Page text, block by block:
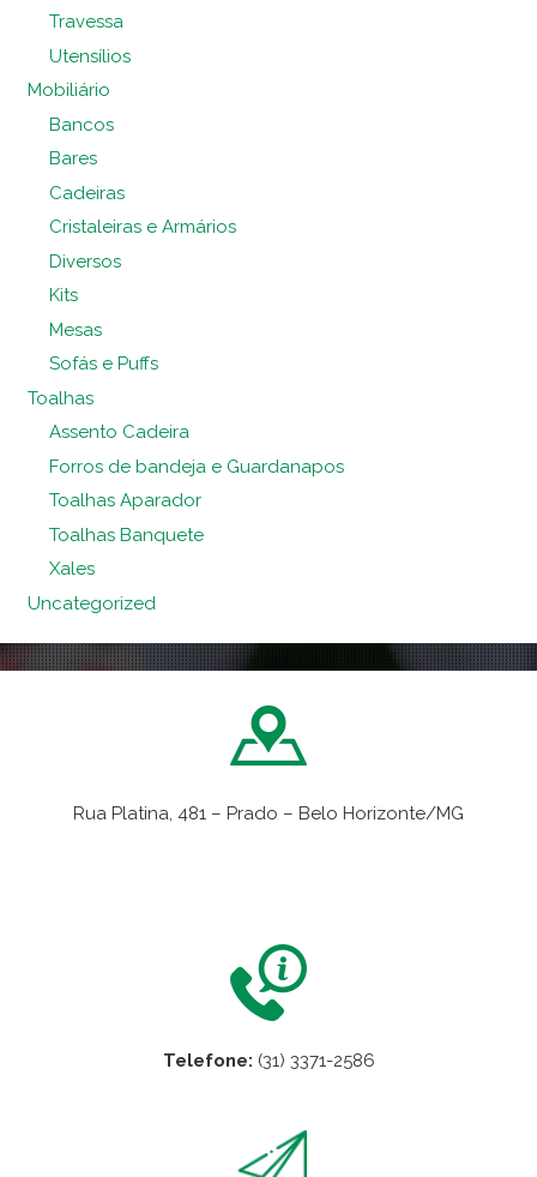
Travessa
Utensílios
Mobiliário
Bancos
Bares
Cadeiras
Cristaleiras e Armários
Diversos
Kits
Mesas
Sofás e Puffs
Toalhas
Assento Cadeira
Forros de bandeja e Guardanapos
Toalhas Aparador
Toalhas Banquete
Xales
Uncategorized
Rua Platina, 481 – Prado – Belo Horizonte/MG
Telefone: (31) 3371-2586